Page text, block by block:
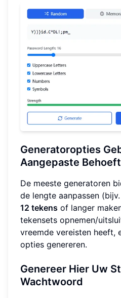
Generatoropties
Aangepaste
De meeste generatoren
de lengte aanpassen
12 tekens of langer
tekensets opnemen/
vreemde vereisten heeft,
opties genereren.
Genereer Hier Uw
Wachtwoord